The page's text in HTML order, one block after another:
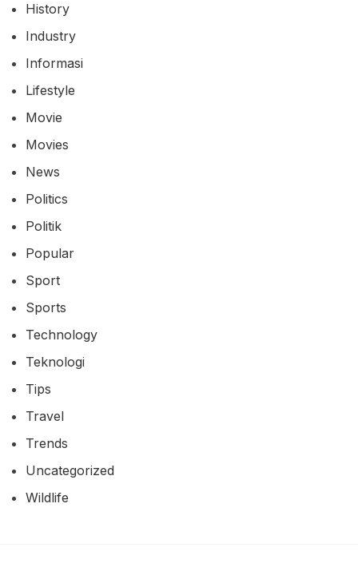
History
Industry
Informasi
Lifestyle
Movie
Movies
News
Politics
Politik
Popular
Sport
Sports
Technology
Teknologi
Tips
Travel
Trends
Uncategorized
Wildlife